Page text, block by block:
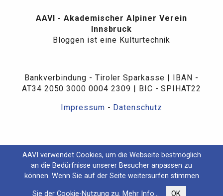
AAVI - Akademischer Alpiner Verein
Innsbruck
Bloggen ist eine Kulturtechnik
Bankverbindung - Tiroler Sparkasse | IBAN -
AT34 2050 3000 0004 2309 | BIC - SPIHAT22
Impressum - Datenschutz
AAVI verwendet Cookies, um die Webseite bestmöglich
an die Bedürfnisse unserer Besucher anpassen zu
können. Wenn Sie auf der Seite weitersurfen stimmen
Sie der Cookie-Nutzung zu. Mehr Info... OK